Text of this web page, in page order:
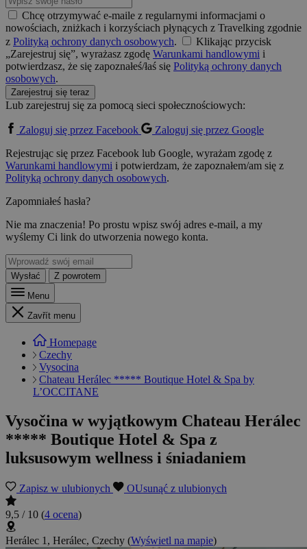
Chcę otrzymywać e-maile z regularnymi informacjami o
nowościach, zniżkach i korzyściach płynących z Travelking zgodnie
z Polityką ochrony danych osobowych.
Klikając przycisk
„Zarejestruj się”, wyrażasz zgodę Warunkami handlowymi i
potwierdzasz, że się zapoznałeś/łaś się Polityką ochrony danych
osobowych.
Zarejestruj się teraz
Lub zarejestruj się za pomocą sieci społecznościowych:
Zaloguj się przez Facebook
Zaloguj się przez Google
Rejestrując się przez Facebook lub Google, wyrażam zgodę z
Warunkami handlowymi i potwierdzam, że zapoznałem/am się z
Polityką ochrony danych osobowych.
Zapomniałeś hasła?
Nie ma znaczenia! Po prostu wpisz swój adres e-mail, a my
wyślemy Ci link do utworzenia nowego konta.
Wysłać
Z powrotem
Menu
Zavřít menu
Homepage
Czechy
Vysocina
Chateau Herálec ***** Boutique Hotel & Spa by
L’OCCITANE
Vysočina w wyjątkowym Chateau Herálec
***** Boutique Hotel & Spa z
luksusowym wellness i śniadaniem
Zapisz w ulubionych OUsunąć z ulubionych
9,5 / 10 (4 ocena)
Herálec 1, Herálec, Czechy (Wyświetl na mapie)